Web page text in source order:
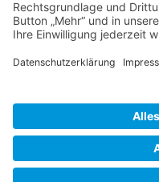
* Alle Preise inkl. gesetzl.
Bestellung